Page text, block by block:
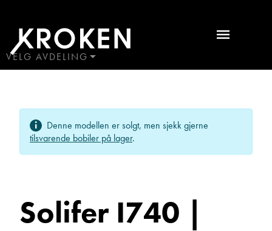
I740
|
Stekeovn
VELG AVDELING
ÅLESUND
ÅNDALSNES Ta kontakt
Sted
Denne modellen er solgt, men sjekk gjerne
tilsvarende bobiler på lager.
Solifer I740 |